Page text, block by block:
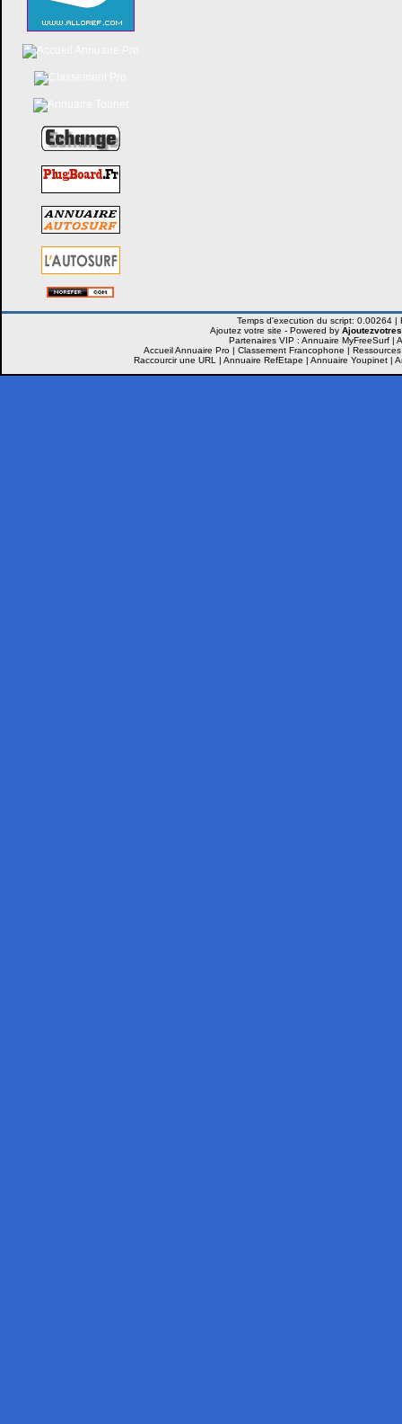
Ajoutez votre site - Powered by
Partenaires VIP : Annuaire MyFreeSurf|
Accueil Annuaire Pro| Classement Francophone |
Raccourcir une URL
| Annuaire RefEtape | Annuaire Youpinet |